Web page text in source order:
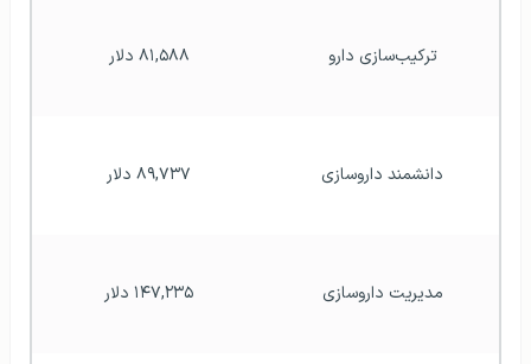
ترکیب‌سازی دارو ۸۱,۵۸۸ دلار
دانشمند داروسازی ۸۹,۷۳۷ دلار
مدیریت داروسازی ۱۴۷,۲۳۵ دلار